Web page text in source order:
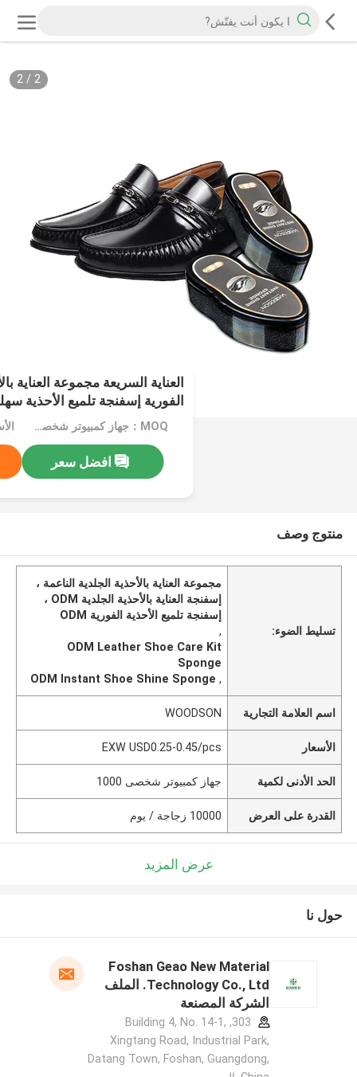
2
/
2
العناية السريعة مجموعة العناية
الفورية إسفنجة تلميع الأحذية
MOQ：جهاز كمبيوتر شخصى 1000
افضل سعر
منتوج وصف
تسليط الضوء:
مجموعة العناية بالأحذية الجلدية الناعمة ،
إسفنجة العناية بالأحذية الجلدية ODM ،
إسفنجة تلميع الأحذية الفورية ODM
,
ODM Leather Shoe Care Kit
Sponge
,
ODM Instant Shoe Shine Sponge
اسم العلامة التجارية WOODSON
الأسعار EXW USD0.25-0.45/pcs
الحد الأدنى لكمية جهاز كمبيوتر شخصى 1000
القدرة على العرض 10000 زجاجة / يوم
عرض المزيد
حول نا
Foshan Geao New Material
Technology Co., Ltd. الملف
الشركة المصنعة
303, Building 4, No. 14-1,
Xingtang Road, Industrial Park,
Datang Town, Foshan, Guangdong,